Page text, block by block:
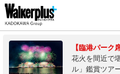
【臨港パーク
花火を間近で
ル」鑑賞ツア